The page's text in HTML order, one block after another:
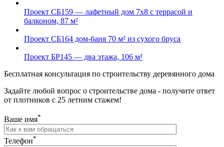
Проект СБ159 — лафетный дом 7х8 с террасой и
балконом, 87 м²
Проект СБ164 дом-баня 70 м² из сухого бруса
Проект БР145 — два этажа, 106 м²
Бесплатная консультация по строительству деревянного дома
Задайте любой вопрос о строительстве дома - получите ответ
от плотников с 25 летним стажем!
Ваше имя*
Телефон*